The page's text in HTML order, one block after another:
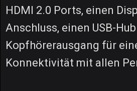
HDMI 2.0 Ports, einen
Anschluss, einen USB-
Kopfhörerausgang für
Konnektivität mit allen